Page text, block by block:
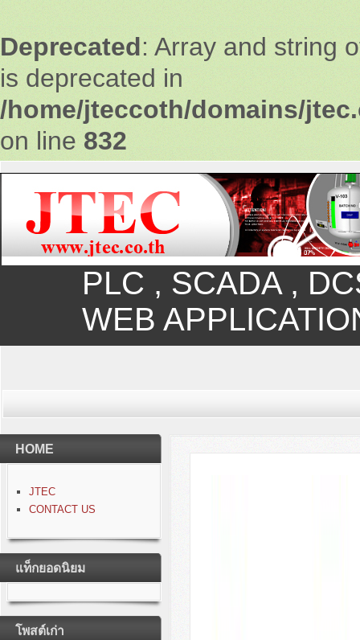
Deprecated: Array and string
is deprecated in
/home/jteccoth/domains/
on line 832
PLC , SCADA ,
WEB
HOME
JTEC
CONTACT US
แท็กยอดนิยม
โพสต์เก่า